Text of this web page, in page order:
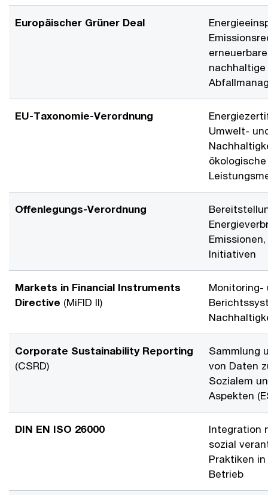
Europäischer Grüner Deal
EU-Taxonomie-Verordnung
Umwelt-
ökologische
Offenlegungs-Verordnung
Initiativen
Markets in Financial Instruments
Directive (MiFID II)
Monitoring-
Corporate Sustainability Reporting
(CSRD)
Sammlung
von Daten
Sozialem
Aspekten
DIN EN ISO 26000
Integration
sozial
Praktiken
Betrieb